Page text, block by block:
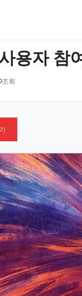
용자 참
조회